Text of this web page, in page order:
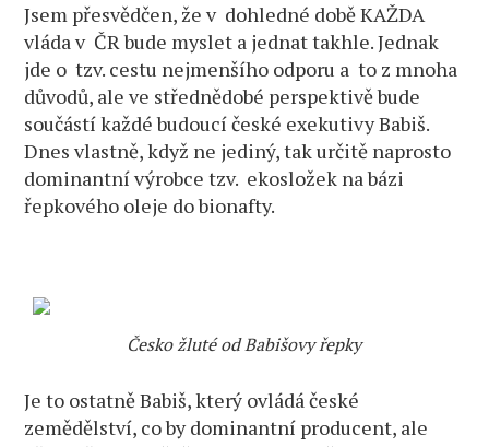
Jsem přesvědčen, že v dohledné době KAŽDA
vláda v ČR bude myslet a jednat takhle. Jednak
jde o tzv. cestu nejmenšího odporu a to z mnoha
důvodů, ale ve střednědobé perspektivě bude
součástí každé budoucí české exekutivy Babiš.
Dnes vlastně, když ne jediný, tak určitě naprosto
dominantní výrobce tzv. ekosložek na bázi
řepkového oleje do bionafty.
Česko žluté od Babišovy řepky
Je to ostatně Babiš, který ovládá české
zemědělství, co by dominantní producent, ale